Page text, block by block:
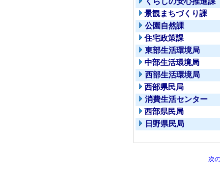
景観まちづくり課
公園自然課
住宅政策課
東部生活環境局
中部生活環境局
西部生活環境局
西部県民局
消費生活センター
西部県民局
日野県民局
次